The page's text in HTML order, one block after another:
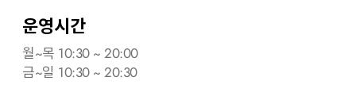
운영시간
월~목 10:30 ~ 20:00
금~일 10:30 ~ 20:30